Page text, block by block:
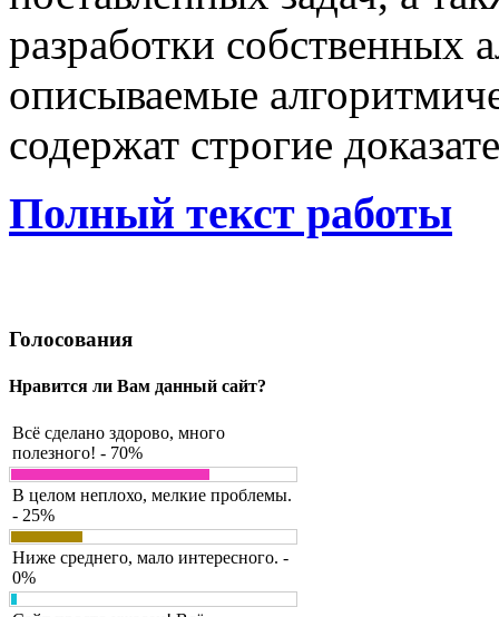
разработки собственных
описываемые
содержат строгие
Полный текст работы
Голосования
Нравится ли Вам данный сайт?
Всё сделано здорово, много
полезного! - 70%
В целом неплохо, мелкие проблемы.
- 25%
Ниже среднего, мало интересного. -
0%